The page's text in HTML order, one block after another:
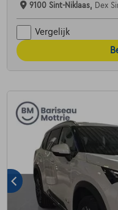
9100 Sint-Niklaas, Dex
Vergelijk